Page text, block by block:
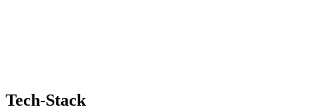
Tech-Stack